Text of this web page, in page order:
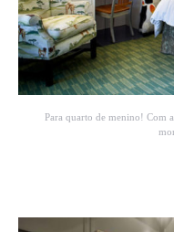
Para quarto de menino! Com